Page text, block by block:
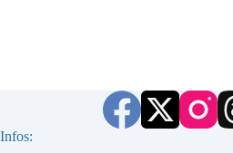
Infos: